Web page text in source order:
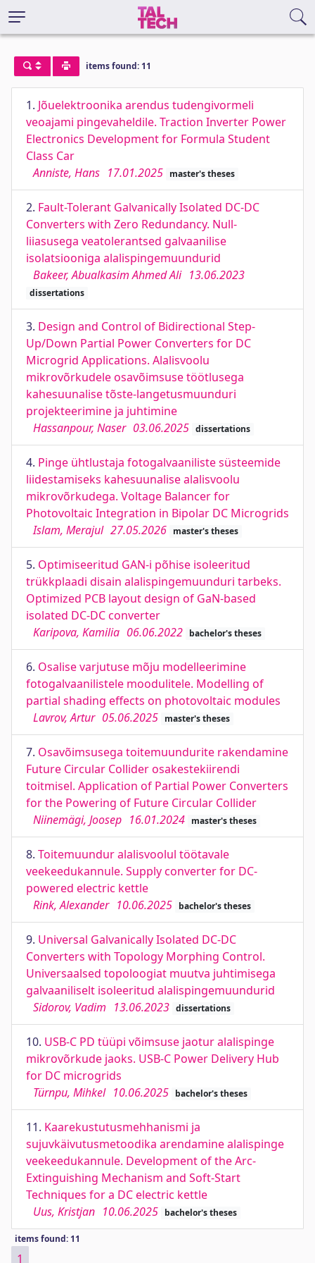
items found: 11
1. Jõuelektroonika arendus tudengivormeli
veoajami pingevaheldile. Traction Inverter Power
Electronics Development for Formula Student
Class Car
Anniste, Hans 17.01.2025 master's theses
2. Fault-Tolerant Galvanically Isolated DC‑DC
Converters with Zero Redundancy. Null-
liiasusega veatolerantsed galvaanilise
isolatsiooniga alalispingemuundurid
Bakeer, Abualkasim Ahmed Ali 13.06.2023
dissertations
3. Design and Control of Bidirectional Step-
Up/Down Partial Power Converters for DC
Microgrid Applications. Alalisvoolu
mikrovõrkudele osavõimsuse töötlusega
kahesuunalise tõste-langetusmuunduri
projekteerimine ja juhtimine
Hassanpour, Naser 03.06.2025 dissertations
4. Pinge ühtlustaja fotogalvaaniliste süsteemide
liidestamiseks kahesuunalise alalisvoolu
mikrovõrkudega. Voltage Balancer for
Photovoltaic Integration in Bipolar DC Microgrids
Islam, Merajul 27.05.2026 master's theses
5. Optimiseeritud GAN-i põhise isoleeritud
trükkplaadi disain alalispingemuunduri tarbeks.
Optimized PCB layout design of GaN-based
isolated DC-DC converter
Karipova, Kamilia 06.06.2022 bachelor's theses
6. Osalise varjutuse mõju modelleerimine
fotogalvaanilistele moodulitele. Modelling of
partial shading effects on photovoltaic modules
Lavrov, Artur 05.06.2025 master's theses
7. Osavõimsusega toitemuundurite rakendamine
Future Circular Collider osakestekiirendi
toitmisel. Application of Partial Power Converters
for the Powering of Future Circular Collider
Niinemägi, Joosep 16.01.2024 master's theses
8. Toitemuundur alalisvoolul töötavale
veekeedukannule. Supply converter for DC-
powered electric kettle
Rink, Alexander 10.06.2025 bachelor's theses
9. Universal Galvanically Isolated DC-DC
Converters with Topology Morphing Control.
Universaalsed topoloogiat muutva juhtimisega
galvaaniliselt isoleeritud alalispingemuundurid
Sidorov, Vadim 13.06.2023 dissertations
10. USB-C PD tüüpi võimsuse jaotur alalispinge
mikrovõrkude jaoks. USB-C Power Delivery Hub
for DC microgrids
Türnpu, Mihkel 10.06.2025 bachelor's theses
11. Kaarekustutusmehhanismi ja
sujuvkäivutusmetoodika arendamine alalispinge
veekeedukannule. Development of the Arc-
Extinguishing Mechanism and Soft-Start
Techniques for a DC electric kettle
Uus, Kristjan 10.06.2025 bachelor's theses
items found: 11
1